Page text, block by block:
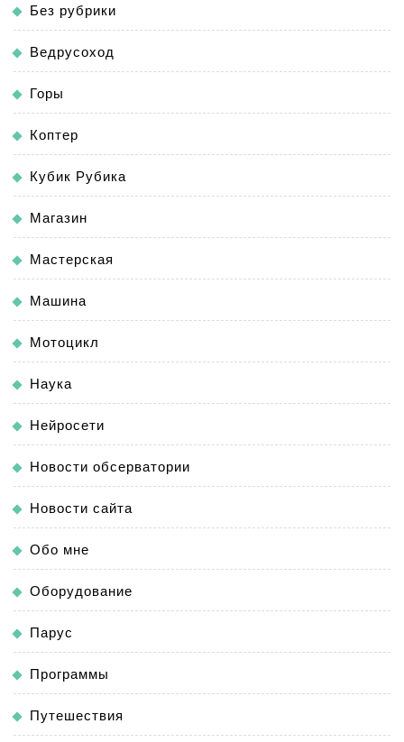
Без рубрики
Ведрусоход
Горы
Коптер
Кубик Рубика
Магазин
Мастерская
Машина
Мотоцикл
Наука
Нейросети
Новости обсерватории
Новости сайта
Обо мне
Оборудование
Парус
Программы
Путешествия